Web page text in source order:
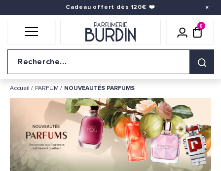
Accueil PARFUM NOUVEAUTÉS PARFUMS
Cadeau offert dès 120€ ❤️
Icône
0